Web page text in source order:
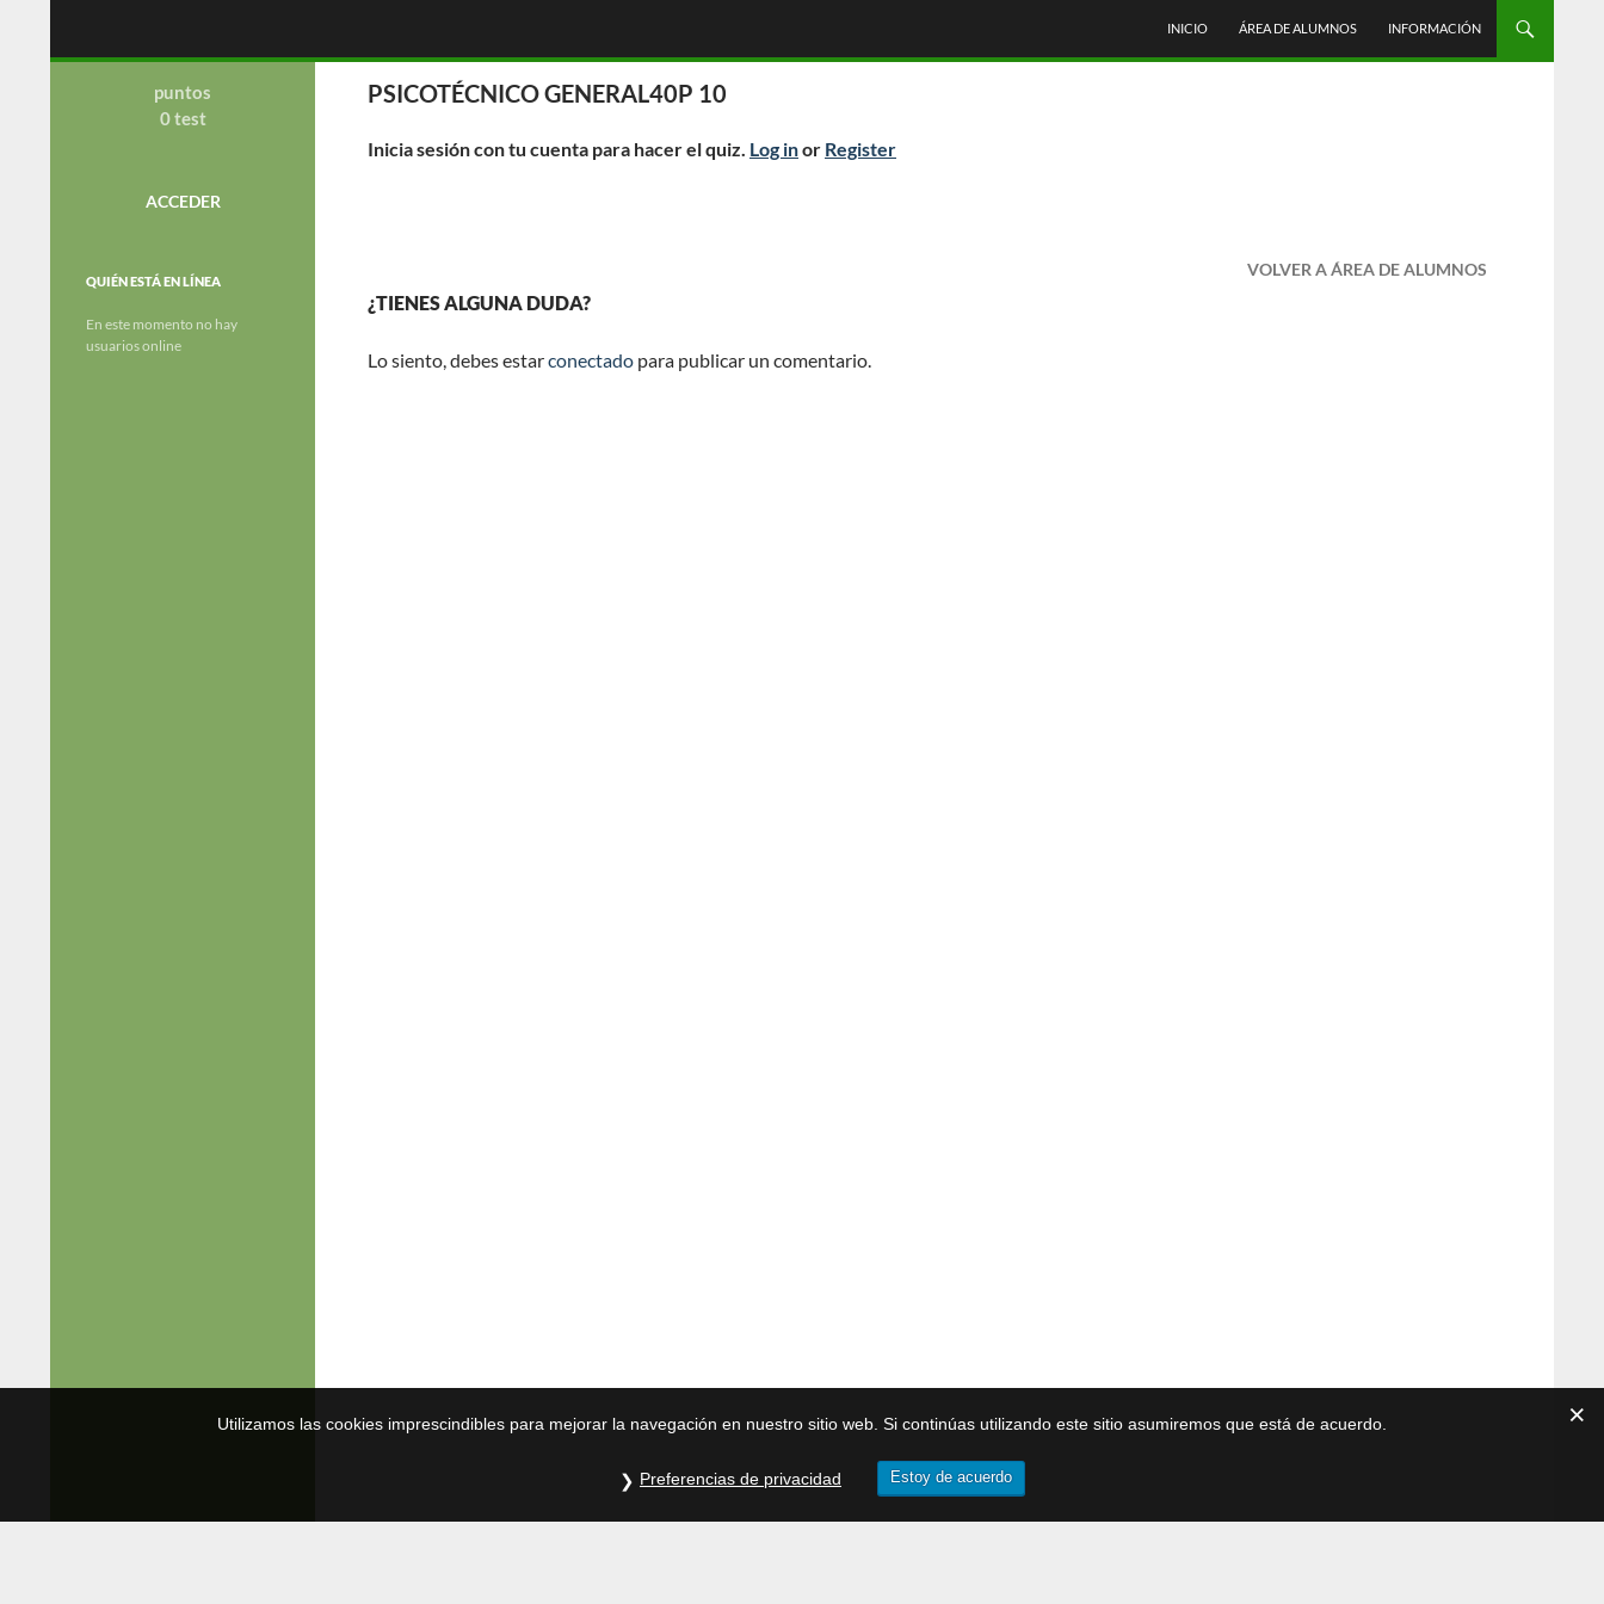
contenido
INICIO ÁREA DE ALUMNOS INFORMACIÓN
PSICOTÉCNICO GENERAL40P 10
Inicia sesión con tu cuenta para hacer el quiz. Log inor Register
VOLVER A ÁREA DE ALUMNOS
¿TIENES ALGUNA DUDA?
Lo siento, debes estarconectado para publicar un comentario.
academia de preparacion de
oposiciones al cuerpo de la Guardia
puntos
0 test
ACCEDER
QUIÉN ESTÁ EN LÍNEA
En este momento no hay
usuarios online
Utilizamos las cookies imprescindibles para mejorar la navegación en nuestro sitio web. Si continúas utilizando este sitio asumiremos que está de acuerdo.
Preferencias de privacidad Estoy de acuerdo